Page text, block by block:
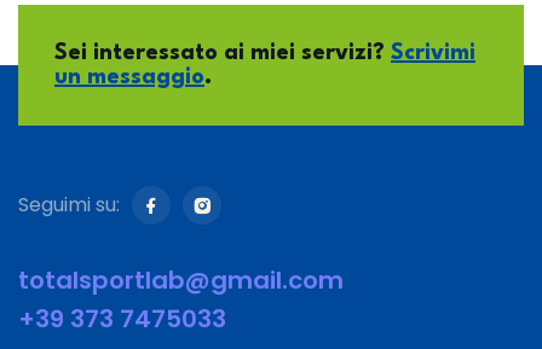
Sei interessato ai miei servizi? Scrivimi
un messaggio.
Seguimi su:
totalsportlab@gmail.com
+39 373 7475033